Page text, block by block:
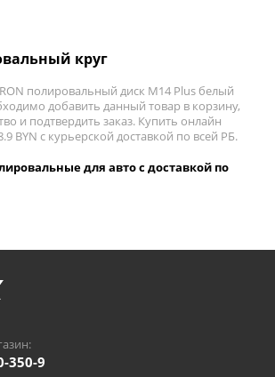
круг
полировальный диск М14 Plus белый
добавить данный товар в корзину,
и подтвердить заказ. Купить онлайн
BYN с курьерской доставкой по всей РБ.
для авто с доставкой по
350-9